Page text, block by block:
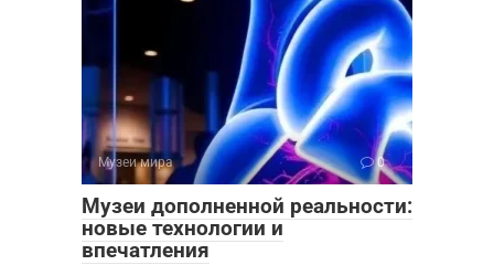
Музеи мира 0
Музеи дополненной реальности:
новые технологии и
впечатления